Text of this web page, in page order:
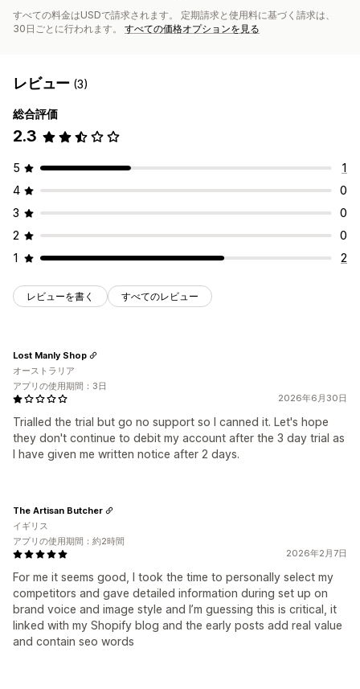
すべての料金はUSDで請求されます。 定期請求と使用料に基づく請求は、
30日ごとに行われます。 すべての価格オプションを見る
レビュー (3)
総合評価
2.3
5
1
4
0
3
0
2
0
1
2
レビューを書く すべてのレビュー
2026年6月30日
Trialled the trial but go no support so I canned it. Let's hope
they don't continue to debit my account after the 3 day trial as
I have given me written notice after 2 days.
Lost Manly Shop
オーストラリア
アプリの使用期間：3日
2026年2月7日
For me it seems good, I took the time to personally select my
competitors and gave detailed information during set up on
brand voice and image style and I’m guessing this is critical, it
linked with my Shopify blog and the early posts add real value
and contain seo words
The Artisan Butcher
イギリス
アプリの使用期間：約2時間